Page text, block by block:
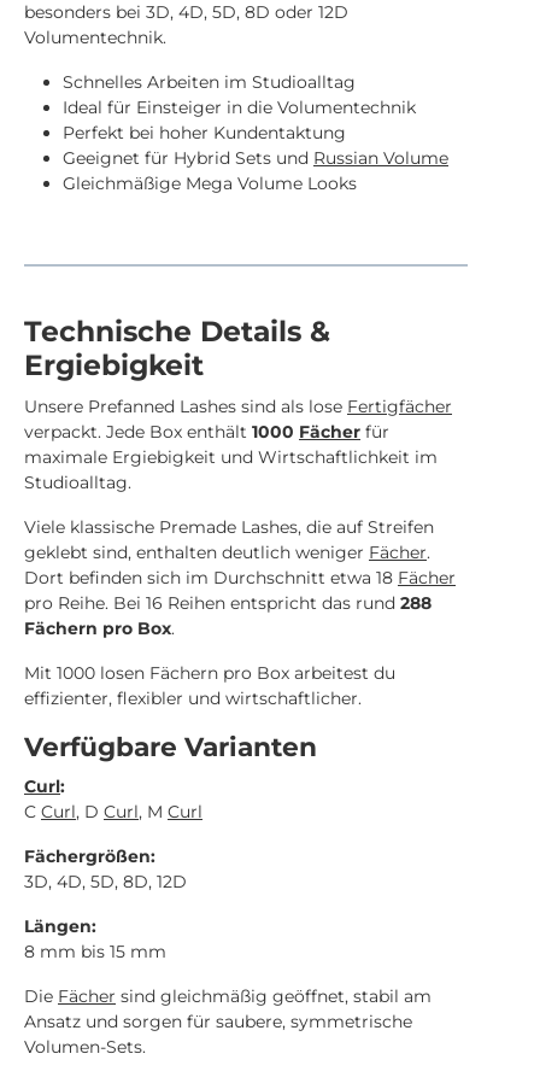
besonders bei 3D, 4D, 5D, 8D oder 12D
Volumentechnik.
Schnelles Arbeiten im Studioalltag
Ideal für Einsteiger in die Volumentechnik
Perfekt bei hoher Kundentaktung
Geeignet für Hybrid Sets und Russian Volume
Gleichmäßige Mega Volume Looks
Technische Details &
Ergiebigkeit
Unsere Prefanned Lashes sind als lose Fertigfächer
verpackt. Jede Box enthält 1000 Fächer für
maximale Ergiebigkeit und Wirtschaftlichkeit im
Studioalltag.
Viele klassische Premade Lashes, die auf Streifen
geklebt sind, enthalten deutlich weniger Fächer.
Dort befinden sich im Durchschnitt etwa 18 Fächer
pro Reihe. Bei 16 Reihen entspricht das rund 288
Fächern pro Box.
Mit 1000 losen Fächern pro Box arbeitest du
effizienter, flexibler und wirtschaftlicher.
Verfügbare Varianten
Curl:
C Curl, D Curl, M Curl
Fächergrößen:
3D, 4D, 5D, 8D, 12D
Längen:
8 mm bis 15 mm
Die Fächer sind gleichmäßig geöffnet, stabil am
Ansatz und sorgen für saubere, symmetrische
Volumen-Sets.